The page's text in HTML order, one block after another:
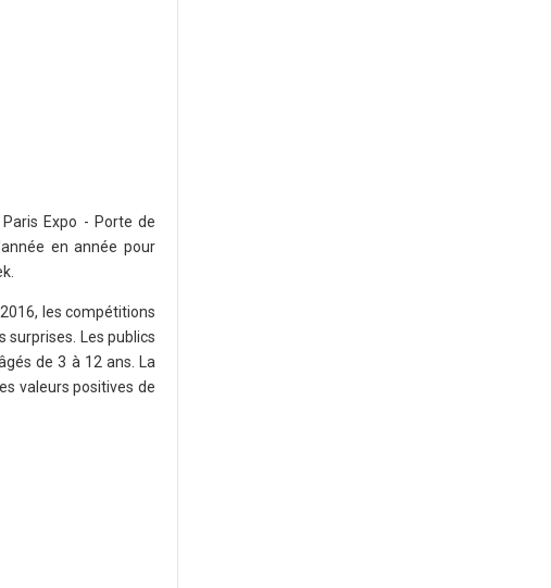
Expo - Porte de
en année pour
les compétitions
Les publics
de 3 à 12 ans. La
valeurs positives de